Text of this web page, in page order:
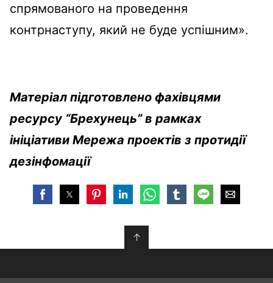
спрямованого на проведення
контрнаступу, який не буде успішним».
Матеріал підготовлено фахівцями
ресурсу “Брехунець” в рамках
ініціативи Мережа проектів з протидії
дезінфомації
↑